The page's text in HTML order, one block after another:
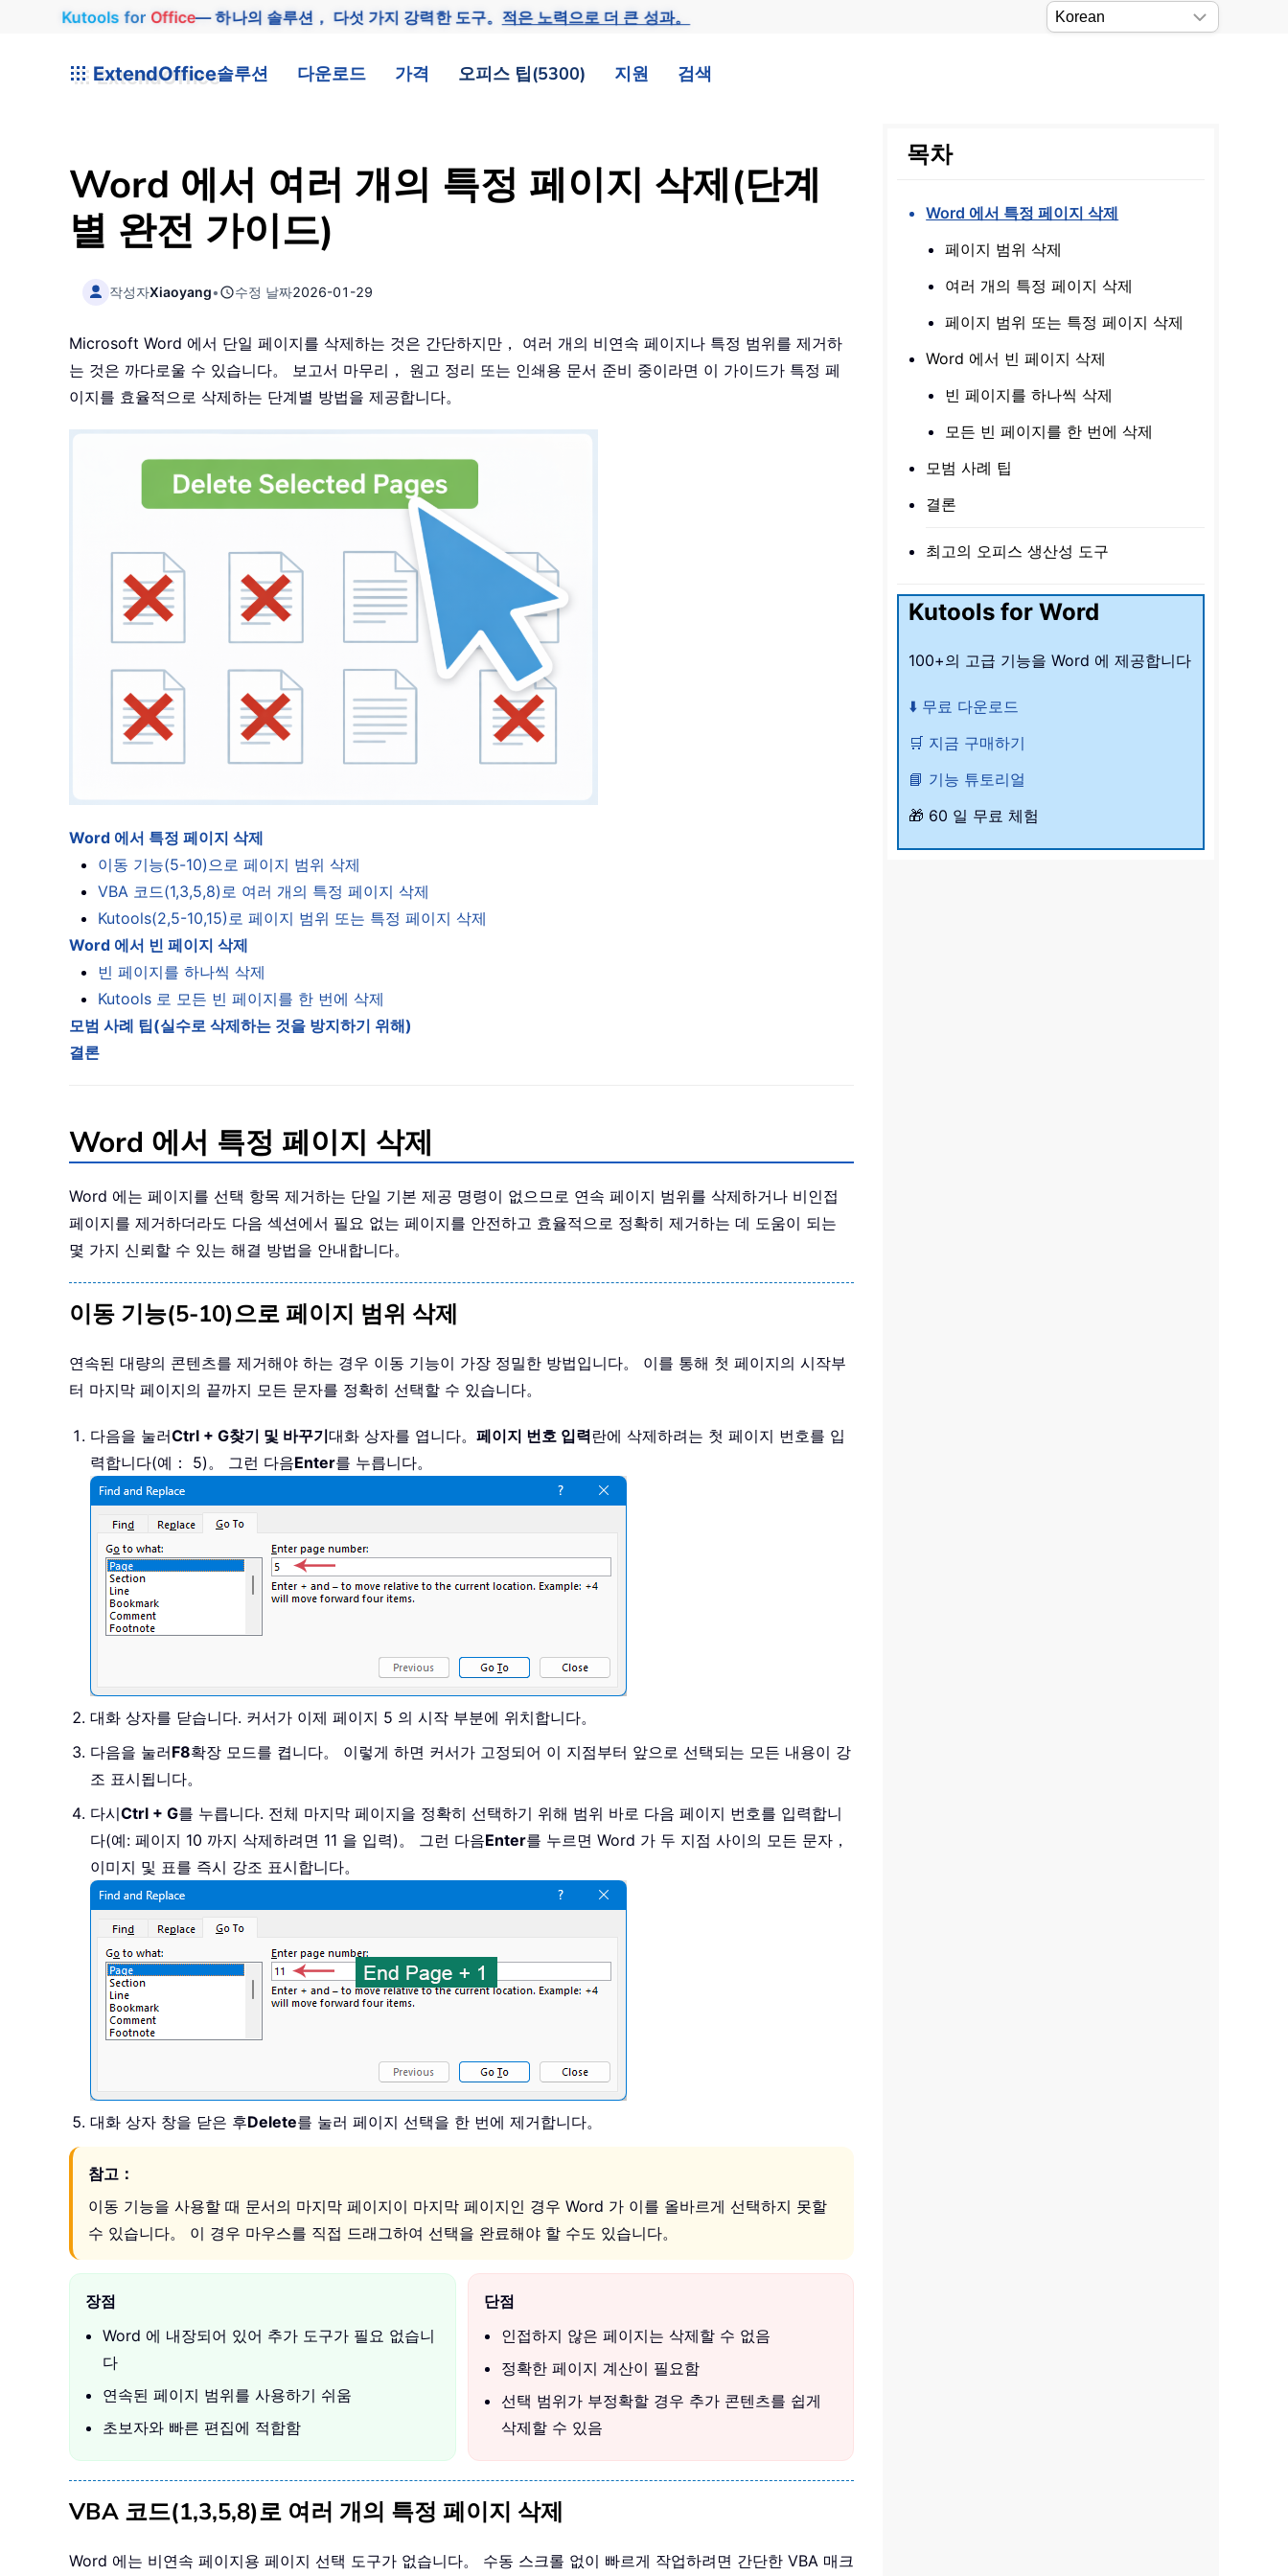
Kutools for Office— 하나의 솔루션， 다섯 가지 강력한 도구。 적은 노력으로 더 큰 성과。
ExtendOffice솔루션 다운로드 가격 오피스 팁(5300) 지원 검색
Word 에서 여러 개의 특정 페이지 삭제(단계
별 완전 가이드)
작성자Xiaoyang• 수정 날짜2026-01-29
Microsoft Word 에서 단일 페이지를 삭제하는 것은 간단하지만， 여러 개의 비연속 페이지나 특정 범위를 제거하
는 것은 까다로울 수 있습니다。 보고서 마무리， 원고 정리 또는 인쇄용 문서 준비 중이라면 이 가이드가 특정 페
이지를 효율적으로 삭제하는 단계별 방법을 제공합니다。
Word 에서 특정 페이지 삭제
이동 기능(5-10)으로 페이지 범위 삭제
VBA 코드(1,3,5,8)로 여러 개의 특정 페이지 삭제
Kutools(2,5-10,15)로 페이지 범위 또는 특정 페이지 삭제
Word 에서 빈 페이지 삭제
빈 페이지를 하나씩 삭제
Kutools 로 모든 빈 페이지를 한 번에 삭제
모범 사례 팁(실수로 삭제하는 것을 방지하기 위해)
결론
Word 에서 특정 페이지 삭제
Word 에는 페이지를 선택 항목 제거하는 단일 기본 제공 명령이 없으므로 연속 페이지 범위를 삭제하거나 비인접
페이지를 제거하더라도 다음 섹션에서 필요 없는 페이지를 안전하고 효율적으로 정확히 제거하는 데 도움이 되는
몇 가지 신뢰할 수 있는 해결 방법을 안내합니다。
이동 기능(5-10)으로 페이지 범위 삭제
연속된 대량의 콘텐츠를 제거해야 하는 경우 이동 기능이 가장 정밀한 방법입니다。 이를 통해 첫 페이지의 시작부
터 마지막 페이지의 끝까지 모든 문자를 정확히 선택할 수 있습니다。
다음을 눌러Ctrl + G찾기 및 바꾸기대화 상자를 엽니다。 페이지 번호 입력 란에 삭제하려는 첫 페이지 번호를 입
력합니다(예： 5)。 그런 다음Enter를 누릅니다。
대화 상자를 닫습니다. 커서가 이제 페이지 5 의 시작 부분에 위치합니다。
다음을 눌러F8확장 모드를 켭니다。 이렇게 하면 커서가 고정되어 이 지점부터 앞으로 선택되는 모든 내용이 강
조 표시됩니다。
다시Ctrl + G를 누릅니다. 전체 마지막 페이지을 정확히 선택하기 위해 범위 바로 다음 페이지 번호를 입력합니
다(예: 페이지 10 까지 삭제하려면 11 을 입력)。 그런 다음Enter를 누르면 Word 가 두 지점 사이의 모든 문자，
이미지 및 표를 즉시 강조 표시합니다。
대화 상자 창을 닫은 후Delete를 눌러 페이지 선택을 한 번에 제거합니다。
참고：
이동 기능을 사용할 때 문서의 마지막 페이지이 마지막 페이지인 경우 Word 가 이를 올바르게 선택하지 못할
수 있습니다。 이 경우 마우스를 직접 드래그하여 선택을 완료해야 할 수도 있습니다。
장점
Word 에 내장되어 있어 추가 도구가 필요 없습니
다
연속된 페이지 범위를 사용하기 쉬움
초보자와 빠른 편집에 적합함
단점
인접하지 않은 페이지는 삭제할 수 없음
정확한 페이지 계산이 필요함
선택 범위가 부정확할 경우 추가 콘텐츠를 쉽게
삭제할 수 있음
VBA 코드(1,3,5,8)로 여러 개의 특정 페이지 삭제
Word 에는 비연속 페이지용 페이지 선택 도구가 없습니다。 수동 스크롤 없이 빠르게 작업하려면 간단한 VBA 매크
목차
Word 에서 특정 페이지 삭제
페이지 범위 삭제
여러 개의 특정 페이지 삭제
페이지 범위 또는 특정 페이지 삭제
Word 에서 빈 페이지 삭제
빈 페이지를 하나씩 삭제
모든 빈 페이지를 한 번에 삭제
모범 사례 팁
결론
최고의 오피스 생산성 도구
Kutools for Word
100+의 고급 기능을 Word 에 제공합니다
⬇️ 무료 다운로드
🛒 지금 구매하기
📘 기능 튜토리얼
🎁 60 일 무료 체험